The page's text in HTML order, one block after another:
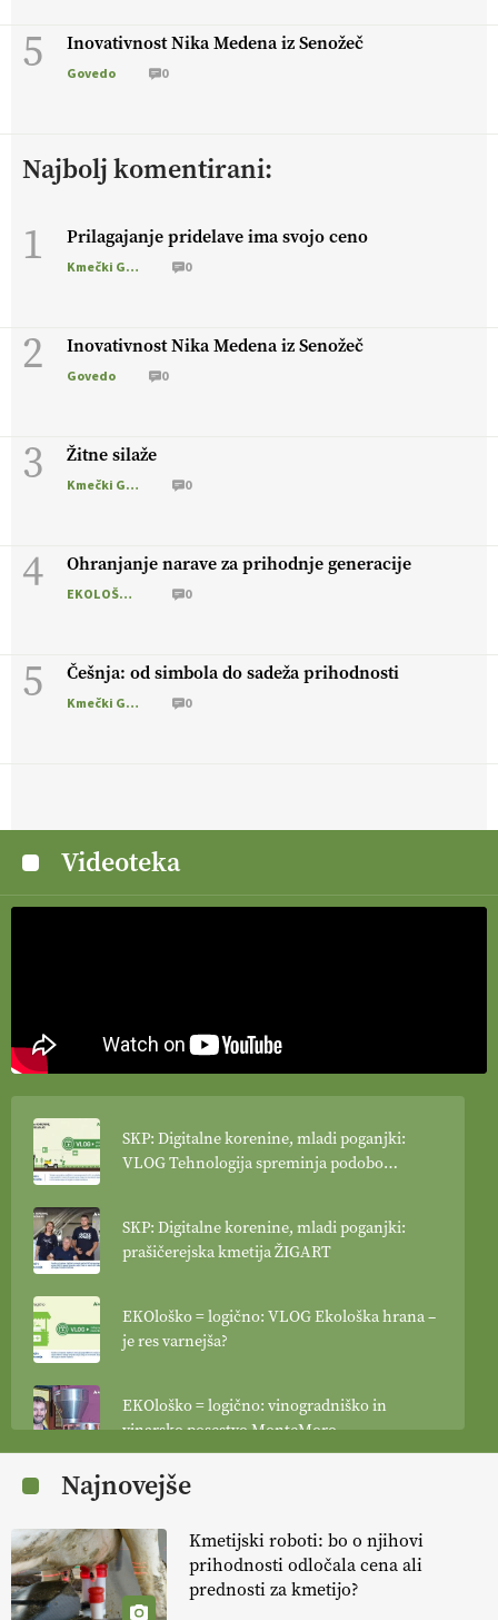
5 Inovativnost Nika Medena iz Senožeč
Govedo 0
Najbolj komentirani:
1 Prilagajanje pridelave ima svojo ceno
Kmečki Glas 0
2 Inovativnost Nika Medena iz Senožeč
Govedo 0
3 Žitne silaže
Kmečki Glas 0
4 Ohranjanje narave za prihodnje generacije
EKOLOŠKO LOGIČNO 0
5 Češnja: od simbola do sadeža prihodnosti
Kmečki Glas 0
Videoteka
SKP: Digitalne korenine, mladi poganjki:
VLOG Tehnologija spreminja podobo
SKP: Digitalne korenine, mladi poganjki:
prašičerejska kmetija ŽIGART
EKOloško = logično: VLOG Ekološka hrana –
je res varnejša?
EKOloško = logično: vinogradniško in
vinarsko posestvo MonteMoro
EKOloško = logično: ekološka kmetija
EKOloško = logično: ekološka kmetija
HOMAR
Najnovejše
Kmetijski roboti: bo o njihovi
prihodnosti odločala cena ali
prednosti za kmetijo?